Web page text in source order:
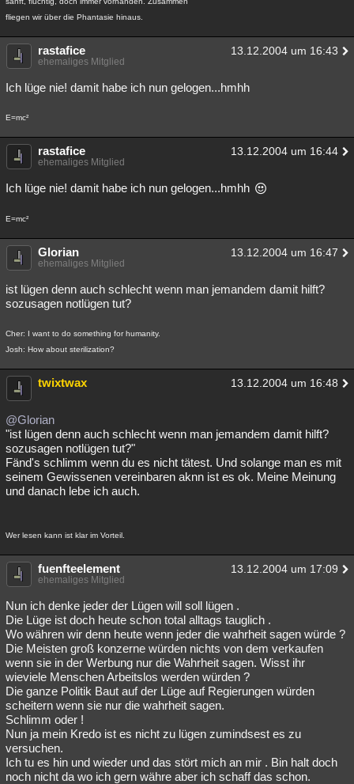
fliegen wir über die Phantasie hinaus.
rastafice 13.12.2004 um 16:43
ehemaliges Mitglied
Ich lüge nie! damit habe ich nun gelogen...hmhh
E=mc²
rastafice 13.12.2004 um 16:44
ehemaliges Mitglied
Ich lüge nie! damit habe ich nun gelogen...hmhh
E=mc²
Glorian 13.12.2004 um 16:47
ehemaliges Mitglied
ist lügen denn auch schlecht wenn man jemandem damit hilft?
sozusagen notlügen tut?
Cher: I want to do something for humanity.
Josh: How about sterilization?
twixtwax 13.12.2004 um 16:48
@Glorian
"ist lügen denn auch schlecht wenn man jemandem damit hilft?
sozusagen notlügen tut?"
Fänd's schlimm wenn du es nicht tätest. Und solange man es mit
seinem Gewissenen vereinbaren aknn ist es ok. Meine Meinung
und danach lebe ich auch.
Wer lesen kann ist klar im Vorteil.
fuenfteelement 13.12.2004 um 17:09
ehemaliges Mitglied
Nun ich denke jeder der Lügen will soll lügen .
Die Lüge ist doch heute schon total alltags tauglich .
Wo währen wir denn heute wenn jeder die wahrheit sagen würde ?
Die Meisten groß konzerne würden nichts von dem verkaufen
wenn sie in der Werbung nur die Wahrheit sagen. Wisst ihr
wieviele Menschen Arbeitslos werden würden ?
Die ganze Politik Baut auf der Lüge auf Regierungen würden
scheitern wenn sie nur die wahrheit sagen.
Schlimm oder !
Nun ja mein Kredo ist es nicht zu lügen zumindsest es zu
versuchen.
Ich tu es hin und wieder und das stört mich an mir . Bin halt doch
noch nicht da wo ich gern währe aber ich schaff das schon.